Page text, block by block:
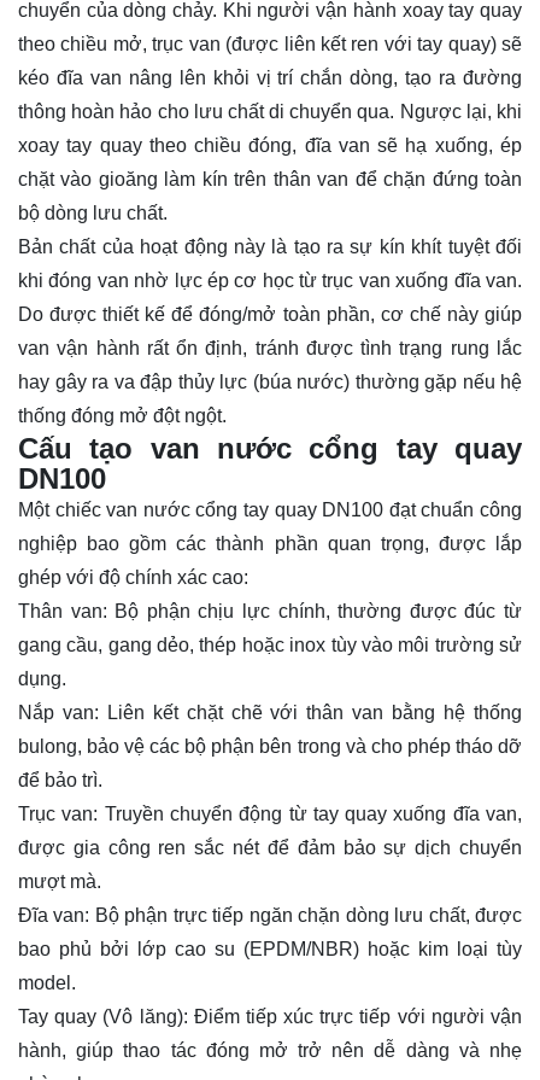
chuyển của dòng chảy. Khi người vận hành xoay tay quay
theo chiều mở, trục van (được liên kết ren với tay quay) sẽ
kéo đĩa van nâng lên khỏi vị trí chắn dòng, tạo ra đường
thông hoàn hảo cho lưu chất di chuyển qua. Ngược lại, khi
xoay tay quay theo chiều đóng, đĩa van sẽ hạ xuống, ép
chặt vào gioăng làm kín trên thân van để chặn đứng toàn
bộ dòng lưu chất.
Bản chất của hoạt động này là tạo ra sự kín khít tuyệt đối
khi đóng van nhờ lực ép cơ học từ trục van xuống đĩa van.
Do được thiết kế để đóng/mở toàn phần, cơ chế này giúp
van vận hành rất ổn định, tránh được tình trạng rung lắc
hay gây ra va đập thủy lực (búa nước) thường gặp nếu hệ
thống đóng mở đột ngột.
Cấu tạo van nước cổng tay quay
DN100
Một chiếc van nước cổng tay quay DN100 đạt chuẩn công
nghiệp bao gồm các thành phần quan trọng, được lắp
ghép với độ chính xác cao:
Thân van: Bộ phận chịu lực chính, thường được đúc từ
gang cầu, gang dẻo, thép hoặc inox tùy vào môi trường sử
dụng.
Nắp van: Liên kết chặt chẽ với thân van bằng hệ thống
bulong, bảo vệ các bộ phận bên trong và cho phép tháo dỡ
để bảo trì.
Trục van: Truyền chuyển động từ tay quay xuống đĩa van,
được gia công ren sắc nét để đảm bảo sự dịch chuyển
mượt mà.
Đĩa van: Bộ phận trực tiếp ngăn chặn dòng lưu chất, được
bao phủ bởi lớp cao su (EPDM/NBR) hoặc kim loại tùy
model.
Tay quay (Vô lăng): Điểm tiếp xúc trực tiếp với người vận
hành, giúp thao tác đóng mở trở nên dễ dàng và nhẹ